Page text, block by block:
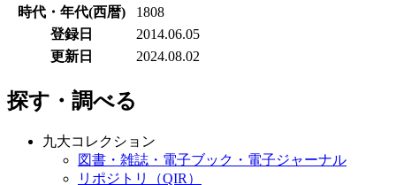
時代・年代(西暦)
1808
登録日
2014.06.05
更新日
2024.08.02
探す・調べる
九大コレクション
図書・雑誌・電子ブック・電子ジャーナル
リポジトリ（QIR）